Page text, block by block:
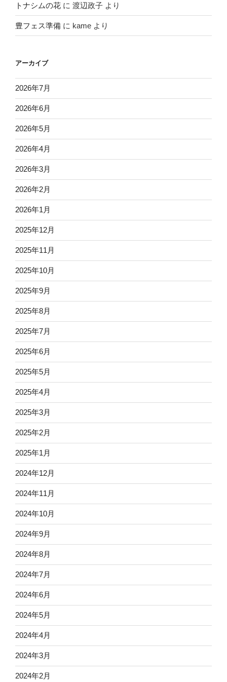
トナシムの花 に 渡辺政子 より
豊フェス準備 に kame より
アーカイブ
2026年7月
2026年6月
2026年5月
2026年4月
2026年3月
2026年2月
2026年1月
2025年12月
2025年11月
2025年10月
2025年9月
2025年8月
2025年7月
2025年6月
2025年5月
2025年4月
2025年3月
2025年2月
2025年1月
2024年12月
2024年11月
2024年10月
2024年9月
2024年8月
2024年7月
2024年6月
2024年5月
2024年4月
2024年3月
2024年2月